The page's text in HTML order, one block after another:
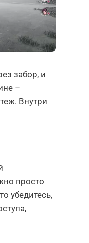
забор, и
–
Внутри
просто
убедитесь,